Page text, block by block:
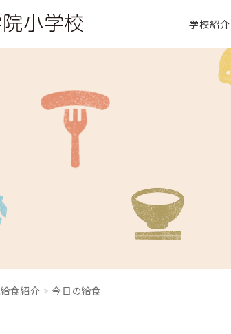
学校紹介
給食紹介 今日の給食